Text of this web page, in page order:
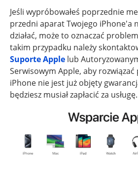
Jeśli wypróbowałeś poprzednie
przedni aparat Twojego iPhone'a
działać, może to oznaczać
takim przypadku należy
Suporte Apple lub
Serwisowym Apple, aby rozwiązać
iPhone nie jest już objęty
będziesz musiał zapłacić za usługę.